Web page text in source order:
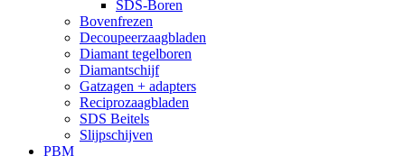
SDS-Boren
Bovenfrezen
Decoupeerzaagbladen
Diamant tegelboren
Diamantschijf
Gatzagen + adapters
Reciprozaagbladen
SDS Beitels
Slijpschijven
PBM